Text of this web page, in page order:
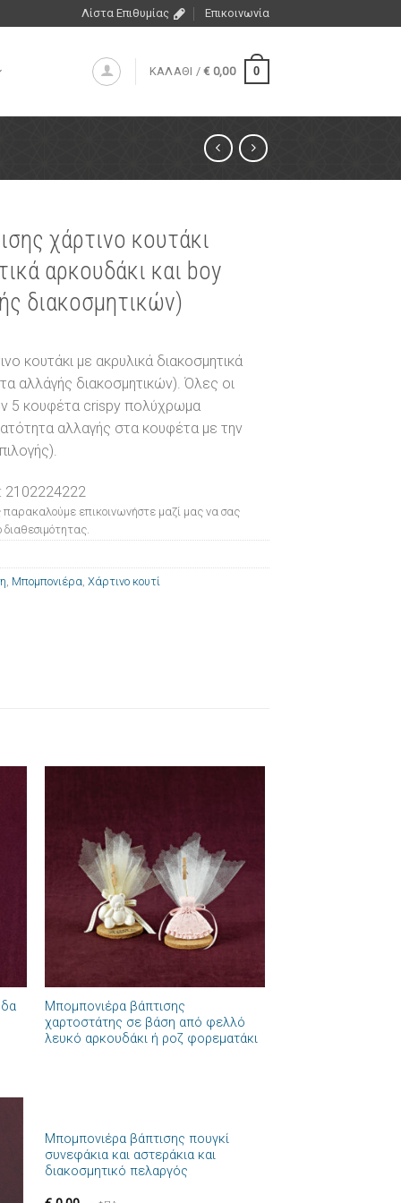
Λίστα Επιθυμίας Επικοινωνία
ΚΑΛΑΘΙ /€ 0,00 0
χάρτινο κουτάκι
αρκουδάκι και boy
διακοσμητικών)
κουτάκι με ακρυλικά διακοσμητικά
αλλάγής διακοσμητικών). Όλες οι
5 κουφέτα crispy πολύχρωμα
αλλαγής στα κουφέτα με την
επικοινωνήστε μαζί μας να σας
Μπομπονιέρα Χάρτινο κουτί
επιθυμιών
Μπομπονιέρα βάπτισης
χαρτοστάτης σε βάση από φελλό
λευκό αρκουδάκι ή ροζ φορεματάκι
Πρόσθήκη
στην λίστα
Μπομπονιέρα βάπτισης πουγκί
συνεφάκια και αστεράκια και
διακοσμητικό πελαργός